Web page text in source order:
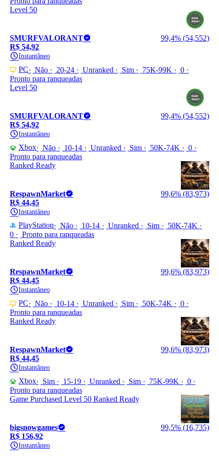
Level 50
SMURFVALORANT
99,4% (54,552)
R$ 54,92
Instantâneo
PC Não 20-24 Unranked Sim 75K-99K
0
Pronto para ranqueadas
Level 50
SMURFVALORANT
99,4% (54,552)
R$ 54,92
Instantâneo
Xbox Não 10-14 Unranked Sim 50K-74K
0
Pronto para ranqueadas
Ranked Ready
RespawnMarket
99,6% (83,973)
R$ 44,45
Instantâneo
PlayStation Não 10-14 Unranked Sim
50K-74K
0
Pronto para ranqueadas
Ranked Ready
RespawnMarket
99,6% (83,973)
R$ 44,45
Instantâneo
PC Não 10-14 Unranked Sim 50K-74K
0
Pronto para ranqueadas
Ranked Ready
RespawnMarket
99,6% (83,973)
R$ 44,45
Instantâneo
Xbox Sim 15-19 Unranked Sim 75K-99K
0
Pronto para ranqueadas
Game Purchased Level 50 Ranked Ready
bigsnowgames
99,5% (16,735)
R$ 156,92
Instantâneo